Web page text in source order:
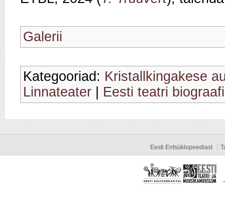
Galerii
Kategooriad: Kristallkingakese
Linnateater
Eesti teatri
Eesti Entsüklopeediast